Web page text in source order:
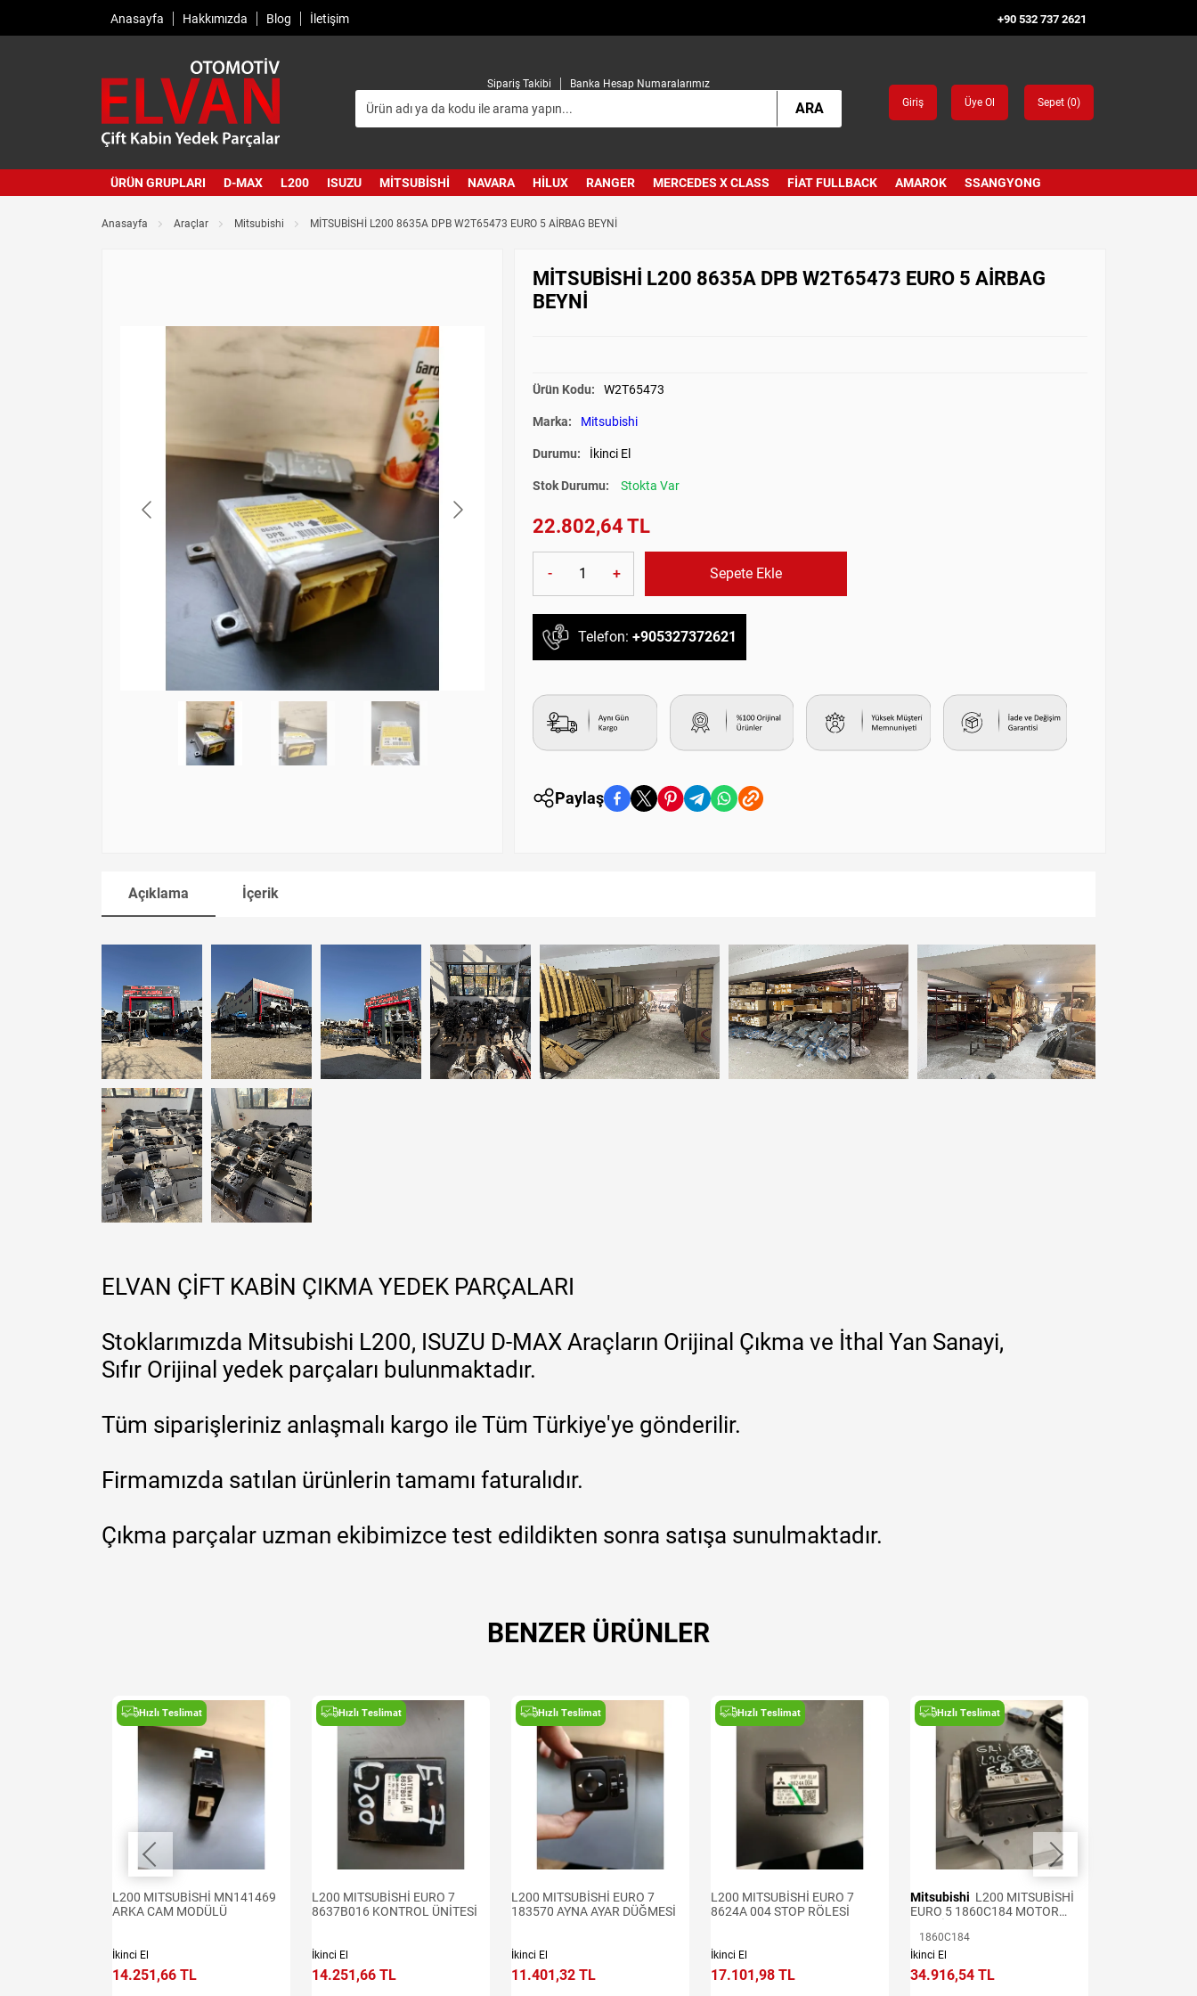
Anasayfa Hakkımızda Blog İletişim +90 532 737 2621
Sipariş Takibi Banka Hesap Numaralarımız
ARA Giriş Üye Ol Sepet (0)
ÜRÜN GRUPLARI D-MAX L200 ISUZU MITSUBISHI NAVARA HILUX RANGER MERCEDES X CLASS FIAT FULLBACK AMAROK SSANGYONG
Anasayfa Araçlar Mitsubishi MİTSUBİSHİ L200 8635A DPB W2T65473 EURO 5 AİRBAG BEYNİ
MİTSUBİSHİ L200 8635A DPB W2T65473 EURO 5 AİRBAG
BEYNİ
Ürün Kodu: W2T65473
Marka: Mitsubishi
Durumu: İkinci El
Stok Durumu: Stokta Var
22.802,64 TL
- + Sepete Ekle
Telefon: +905327372621
Paylaş
Açıklama İçerik
ELVAN ÇİFT KABİN ÇIKMA YEDEK PARÇALARI
Stoklarımızda Mitsubishi L200, ISUZU D-MAX Araçların Orijinal Çıkma ve İthal Yan Sanayi,
Sıfır Orijinal yedek parçaları bulunmaktadır.
Tüm siparişleriniz anlaşmalı kargo ile Tüm Türkiye'ye gönderilir.
Firmamızda satılan ürünlerin tamamı faturalıdır.
Çıkma parçalar uzman ekibimizce test edildikten sonra satışa sunulmaktadır.
BENZER ÜRÜNLER
Hızlı Teslimat
L200 MITSUBİSHİ MN141469
ARKA CAM MODÜLÜ
İkinci El
14.251,66 TL
Hızlı Teslimat
L200 MITSUBİSHİ EURO 7
8637B016 KONTROL ÜNİTESİ
İkinci El
14.251,66 TL
Hızlı Teslimat
L200 MITSUBİSHİ EURO 7
183570 AYNA AYAR DÜĞMESİ
İkinci El
11.401,32 TL
Hızlı Teslimat
L200 MITSUBİSHİ EURO 7
8624A 004 STOP RÖLESİ
İkinci El
17.101,98 TL
Hızlı Teslimat
Mitsubishi
EURO 5 1860C184 MOTOR
1860C184
İkinci El
34.916,54 TL